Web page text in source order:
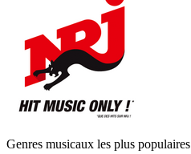
Genres musicaux les plus populaires